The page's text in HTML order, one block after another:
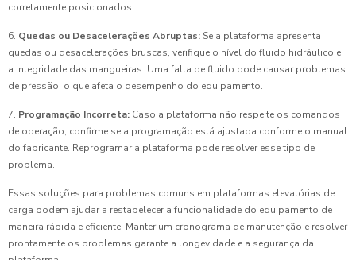
corretamente posicionados.
6. Quedas ou Desacelerações Abruptas: Se a plataforma apresenta
quedas ou desacelerações bruscas, verifique o nível do fluido hidráulico e
a integridade das mangueiras. Uma falta de fluido pode causar problemas
de pressão, o que afeta o desempenho do equipamento.
7. Programação Incorreta: Caso a plataforma não respeite os comandos
de operação, confirme se a programação está ajustada conforme o manual
do fabricante. Reprogramar a plataforma pode resolver esse tipo de
problema.
Essas soluções para problemas comuns em plataformas elevatórias de
carga podem ajudar a restabelecer a funcionalidade do equipamento de
maneira rápida e eficiente. Manter um cronograma de manutenção e resolver
prontamente os problemas garante a longevidade e a segurança da